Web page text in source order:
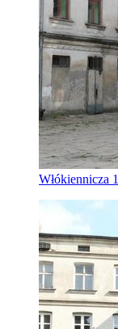
Włókiennicza